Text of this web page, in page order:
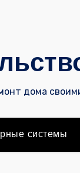
дома
системы